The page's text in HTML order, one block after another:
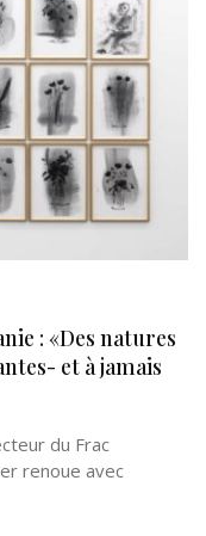
: «Des natures
et à jamais
du Frac
renoue avec